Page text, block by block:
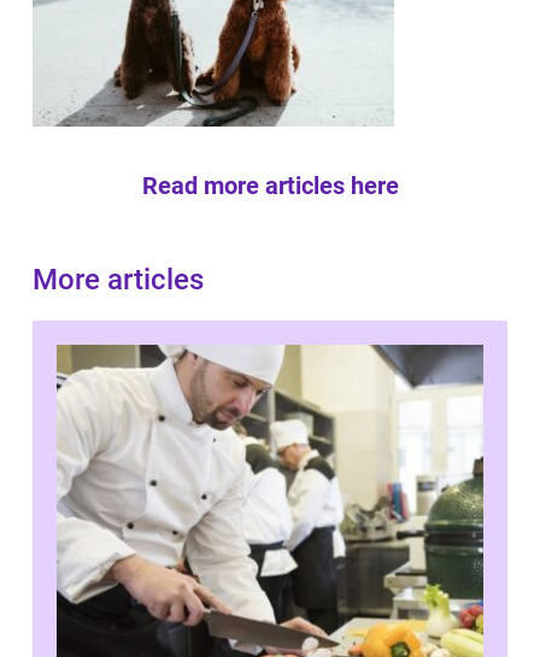
Read more articles here
More articles